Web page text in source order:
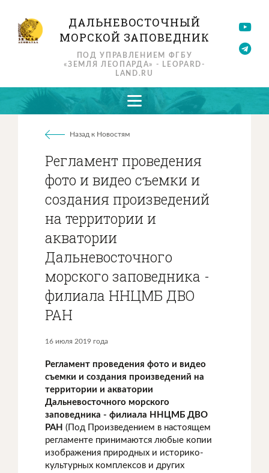
ДАЛЬНЕВОСТОЧНЫЙ
МОРСКОЙ ЗАПОВЕДНИК
ПОД УПРАВЛЕНИЕМ ФГБУ
«ЗЕМЛЯ ЛЕОПАРДА» - LEOPARD-
LAND.RU
Назад к Новостям
Регламент проведения
фото и видео съемки и
создания произведений
на территории и
акватории
Дальневосточного
морского заповедника -
филиала ННЦМБ ДВО
РАН
16 июля 2019 года
Регламент проведения фото и видео
съемки и создания произведений на
территории и акватории
Дальневосточного морского
заповедника - филиала ННЦМБ ДВО
РАН (Под Произведением в настоящем
регламенте принимаются любые копии
изображения природных и историко-
культурных комплексов и других